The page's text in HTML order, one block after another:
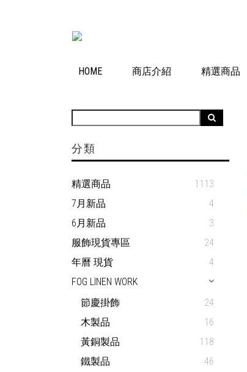
HOME 商店介紹 精選商品
分類
精選商品
1113
7月新品
4
6月新品
3
服飾現貨專區
24
年曆 現貨
4
FOG LINEN WORK
節慶掛飾
24
木製品
16
黃銅製品
118
鐵製品
46